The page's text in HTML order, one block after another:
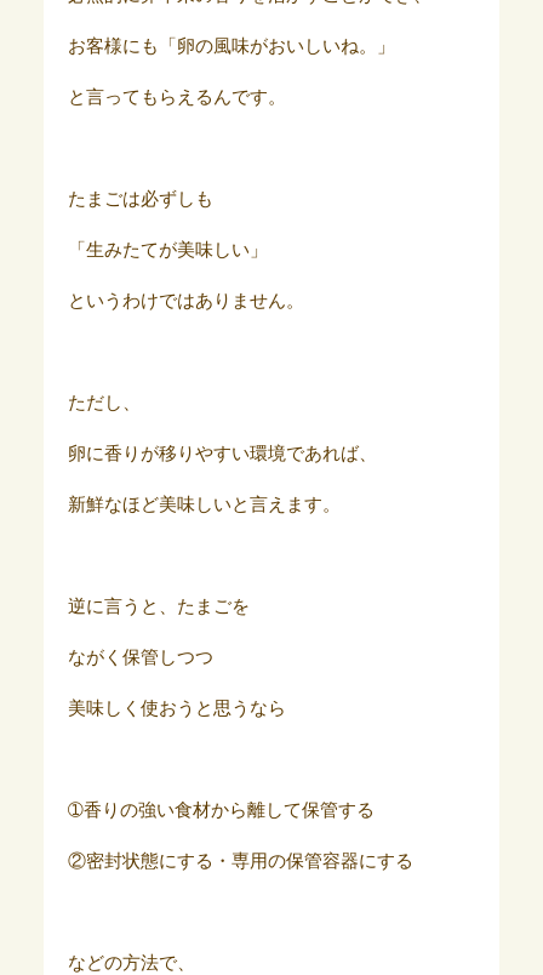
お客様にも「卵の風味がおいしいね。」
と言ってもらえるんです。
たまごは必ずしも
「生みたてが美味しい」
というわけではありません。
ただし、
卵に香りが移りやすい環境であれば、
新鮮なほど美味しいと言えます。
逆に言うと、たまごを
ながく保管しつつ
美味しく使おうと思うなら
➀香りの強い食材から離して保管する
②密封状態にする・専用の保管容器にする
などの方法で、